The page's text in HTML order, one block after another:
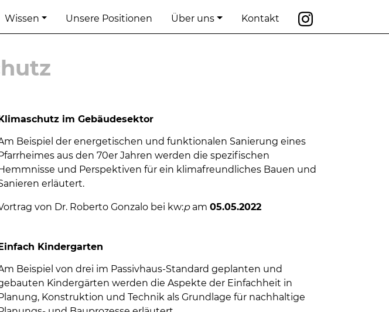
Wissen Unsere Positionen Über uns Kontakt
Klimaschutz im Gebäudesektor
Beispiel der energetischen und funktionalen Sanierung eines
Pfarrheimes aus den 70er Jahren werden die spezifischen
Hemmnisse und Perspektiven für ein klimafreundliches Bauen und
erläutert.
von Dr. Roberto Gonzalo bei kw:pam 05.05.2022
Einfach Kindergarten
Beispiel von drei im Passivhaus-Standard geplanten und
Kindergärten werden die Aspekte der Einfachheit in
Planung, Konstruktion und Technik als Grundlage für nachhaltige